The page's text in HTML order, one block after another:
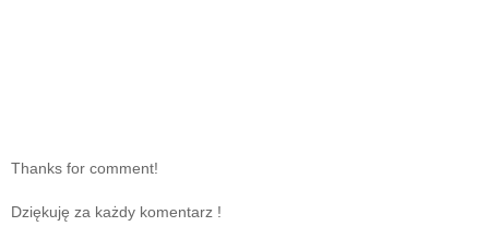
Thanks for comment!
Dziękuję za każdy komentarz !